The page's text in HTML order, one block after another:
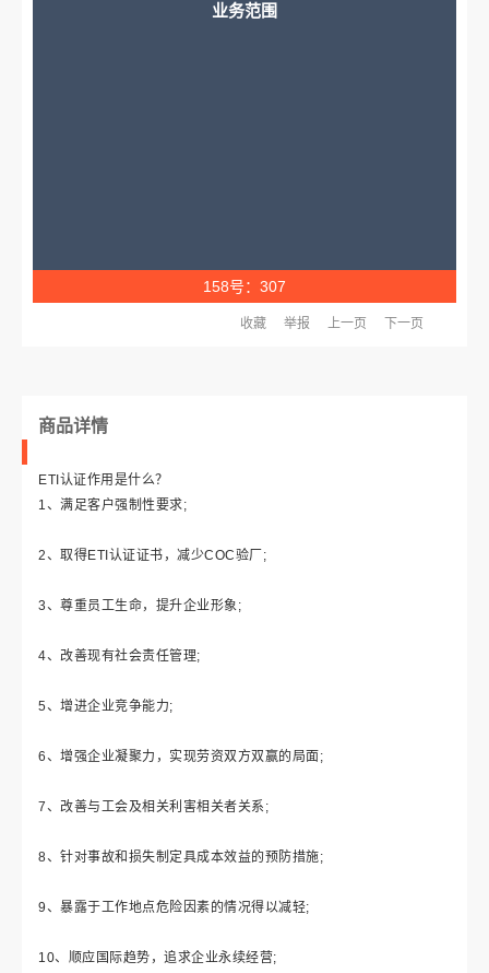
业务范围
158号：307
收藏 举报 上一页 下一页
商品详情
ETI 认证作用是什么？
1、满足客户强制性要求;
2、取得ETI 认证证书，减少COC验厂 ;
3、尊重员工生命，提升企业形象;
4、改善现有社会责任管理;
5、增进企业竞争能力;
6、增强企业凝聚力，实现劳资双方双赢的局面 ;
7、改善与工会及相关利害相关者关系 ;
8、针对事故和损失制定具成本效益的预防措施;
9、暴露于工作地点危险因素的情况得以减轻;
10、顺应国际趋势，追求企业永续经营;